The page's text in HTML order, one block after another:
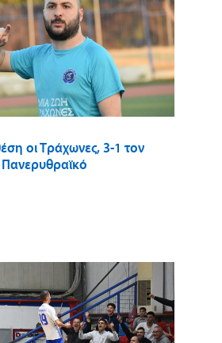
οι Τράχωνες, 3-1 τον
Πανερυθραϊκό